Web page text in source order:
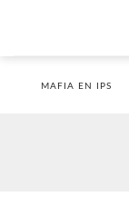
MAFIA EN IPS